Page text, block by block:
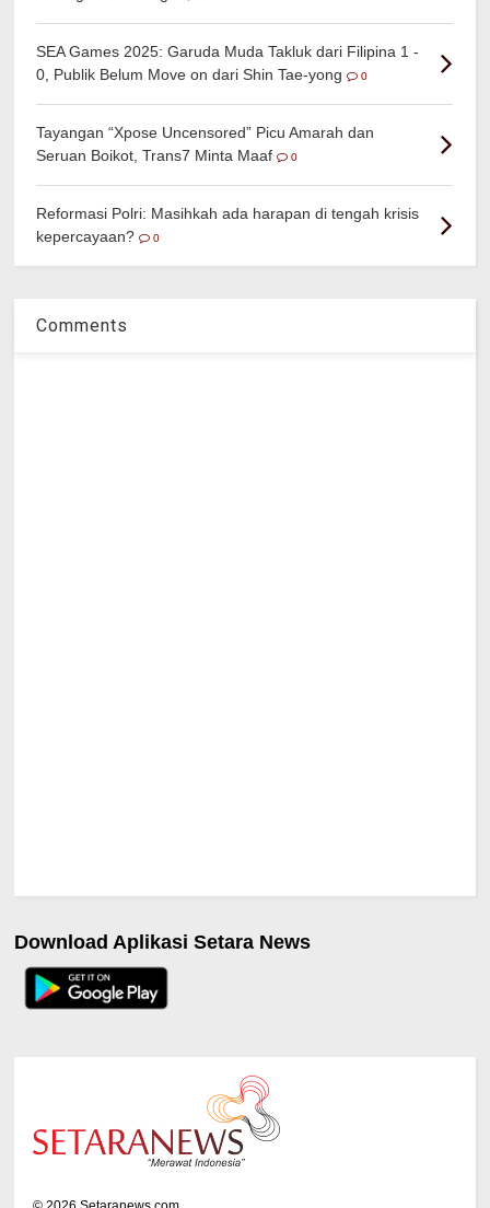
SEA Games 2025: Garuda Muda Takluk dari Filipina 1 -
0, Publik Belum Move on dari Shin Tae-yong
0
Tayangan “Xpose Uncensored” Picu Amarah dan
Seruan Boikot, Trans7 Minta Maaf
0
Reformasi Polri: Masihkah ada harapan di tengah krisis
kepercayaan?
0
Comments
Download Aplikasi Setara News